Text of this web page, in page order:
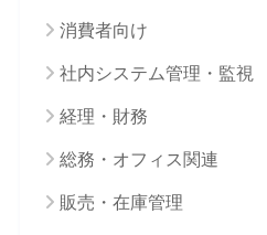
消費者向け
社内システム管理・監視
経理・財務
総務・オフィス関連
販売・在庫管理